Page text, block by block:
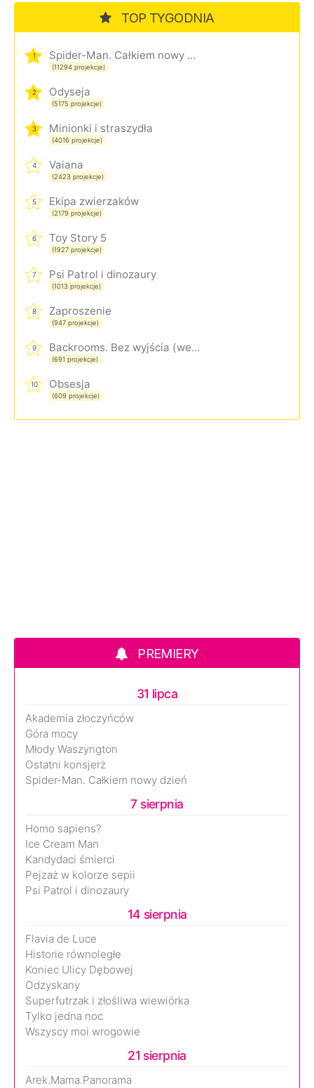
TOP TYGODNIA
1 Spider-Man. Całkiem nowy dzień
(11294 projekcje)
2 Odyseja
(5175 projekcje)
3 Minionki i straszydła
(4016 projekcje)
4 Vaiana
(2423 projekcje)
5 Ekipa zwierzaków
(2179 projekcje)
6 Toy Story 5
(1927 projekcje)
7 Psi Patrol i dinozaury
(1013 projekcje)
8 Zaproszenie
(947 projekcje)
9 Backrooms. Bez wyjścia (wersja rozszerzona)
(691 projekcje)
10 Obsesja
(609 projekcje)
PREMIERY
31 lipca
Akademia złoczyńców
Góra mocy
Młody Waszyngton
Ostatni konsjerż
Spider-Man. Całkiem nowy dzień
7 sierpnia
Homo sapiens?
Ice Cream Man
Kandydaci śmierci
Pejzaż w kolorze sepii
Psi Patrol i dinozaury
14 sierpnia
Flavia de Luce
Historie równoległe
Koniec Ulicy Dębowej
Odzyskany
Superfutrzak i złośliwa wiewiórka
Tylko jedna noc
Wszyscy moi wrogowie
21 sierpnia
Arek.Mama.Panorama